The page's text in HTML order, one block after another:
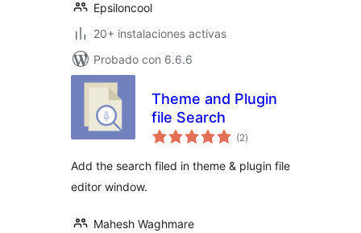
Epsiloncool
20+ instalaciones activas
Probado con 6.6.6
Theme and Plugin
file Search
(2total
de
)
Add the search filed in theme & plugin file
editor window.
Mahesh Waghmare